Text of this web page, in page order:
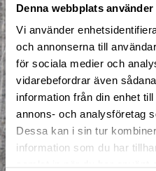
Denna webbplats
Vi använder
och annonserna till
för sociala medier och
vidarebefordrar även
information från din enhet
annons- och analysföretag
Dessa kan i sin tur
information som du har
19:e 12:00.
Att ta med:
Sängkläder
Vad som ingår:
Mat och